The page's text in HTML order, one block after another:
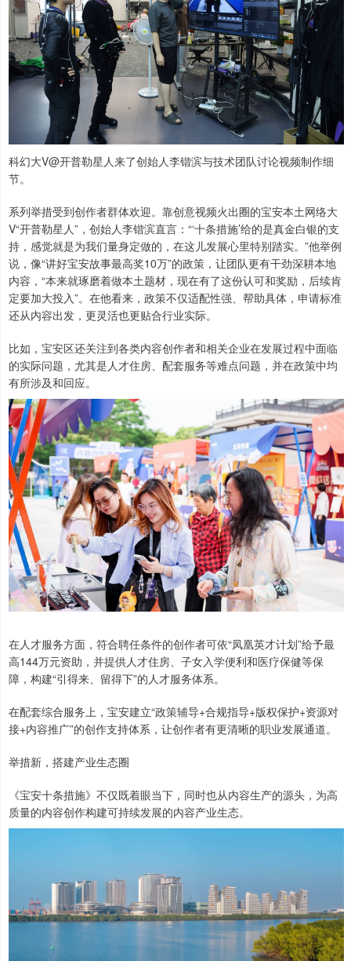
科幻大V@开普勒星人来了创始人李锴滨与技术团队讨论视频制作细
节。
系列举措受到创作者群体欢迎。靠创意视频火出圈的宝安本土网络大
V“开普勒星人”，创始人李锴滨直言：“‘十条措施’给的是真金白银的支
持，感觉就是为我们量身定做的，在这儿发展心里特别踏实。”他举例
说，像“讲好宝安故事最高奖10万”的政策，让团队更有干劲深耕本地
内容，“本来就琢磨着做本土题材，现在有了这份认可和奖励，后续肯
定要加大投入”。在他看来，政策不仅适配性强、帮助具体，申请标准
还从内容出发，更灵活也更贴合行业实际。
比如，宝安区还关注到各类内容创作者和相关企业在发展过程中面临
的实际问题，尤其是人才住房、配套服务等难点问题，并在政策中均
有所涉及和回应。
在人才服务方面，符合聘任条件的创作者可依“凤凰英才计划”给予最
高144万元资助，并提供人才住房、子女入学便利和医疗保健等保
障，构建“引得来、留得下”的人才服务体系。
在配套综合服务上，宝安建立“政策辅导+合规指导+版权保护+资源对
接+内容推广”的创作支持体系，让创作者有更清晰的职业发展通道。
举措新，搭建产业生态圈
《宝安十条措施》不仅既着眼当下，同时也从内容生产的源头，为高
质量的内容创作构建可持续发展的内容产业生态。